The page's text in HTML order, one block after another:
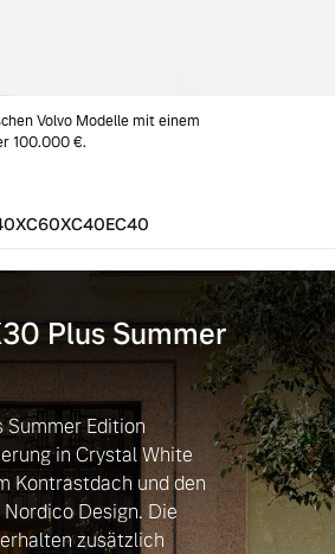
Volvo Modelle mit einem
100.000 €.
XC60XC40EC40
Plus Summer
Summer Edition
in Crystal White
Kontrastdach und den
Design. Die
zusätzlich